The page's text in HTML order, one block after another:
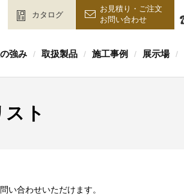
カタログ
お見積り・ご注文
お問い合わせ
強み / 取扱製品 / 施工事例 / 展示場 /
ト
い合わせいただけます。